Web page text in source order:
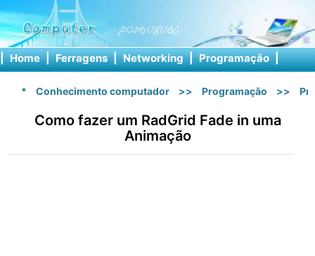
| Home | Ferragens | Networking | Programação |
* Conhecimento computador >> Programação >>
Como fazer um RadGrid Fade in uma
Animação